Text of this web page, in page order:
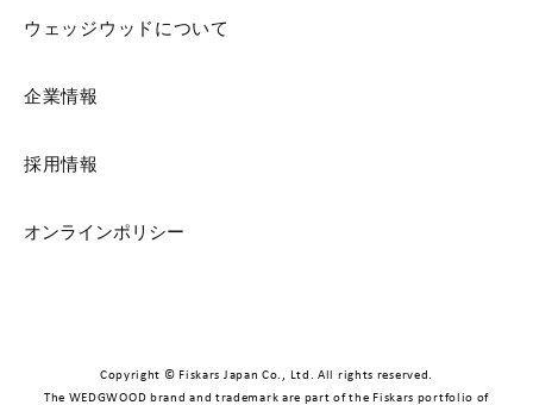
ウェッジウッドについて
企業情報
採用情報
オンラインポリシー
Copyright © Fiskars Japan Co., Ltd. All rights reserved.
The WEDGWOOD brand and trademark are part of the Fiskars portfolio of